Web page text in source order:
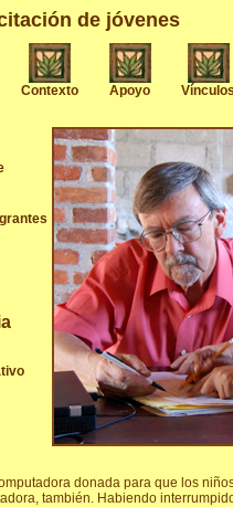
de jóvenes
Contexto Apoyo
donada para que los
también. Habiendo